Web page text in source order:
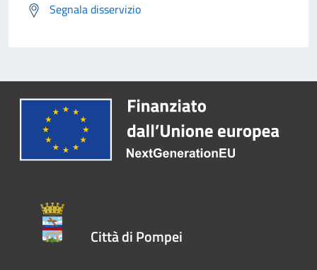
Segnala disservizio
Città di Pompei